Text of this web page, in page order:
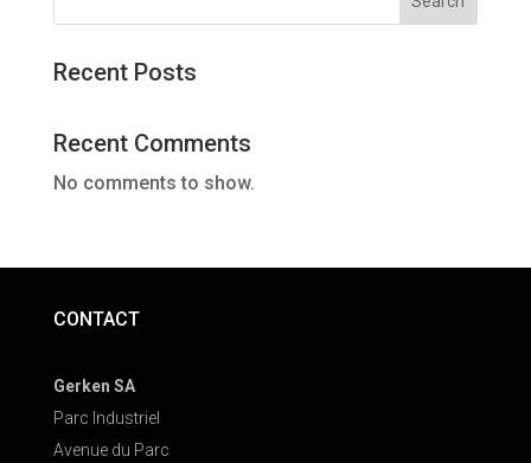
Recent Posts
Recent Comments
No comments to show.
CONTACT
Gerken SA
Parc Industriel
Avenue du Parc